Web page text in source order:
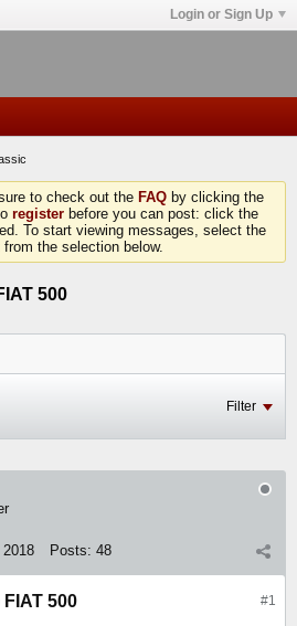
Login or Sign Up
to check out the FAQ by clicking the
register before you can post: click the
To start viewing messages, select the
the selection below.
500
Filter
Posts: 48
#1
500